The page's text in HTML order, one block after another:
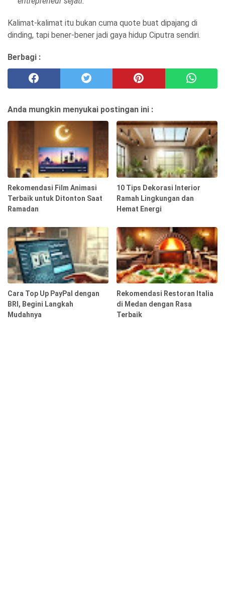
Kalimat-kalimat itu bukan cuma quote buat dipajang di
dinding, tapi bener-bener jadi gaya hidup Ciputra sendiri.
Berbagi :
Anda mungkin menyukai postingan ini :
Rekomendasi Film Animasi
Terbaik untuk Ditonton Saat
Ramadan
10 Tips Dekorasi Interior
Ramah Lingkungan dan
Hemat Energi
Cara Top Up PayPal dengan
BRI, Begini Langkah
Mudahnya
Rekomendasi Restoran Italia
di Medan dengan Rasa
Terbaik